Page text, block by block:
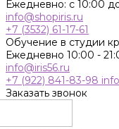
Ежедневно: с 10:00
info@shopiris.ru
+7 (3532) 61-17-61
Обучение в студии
Ежедневно 10:00 -
info@iris56.ru
+7 (922) 841-83-98
Заказать звонок